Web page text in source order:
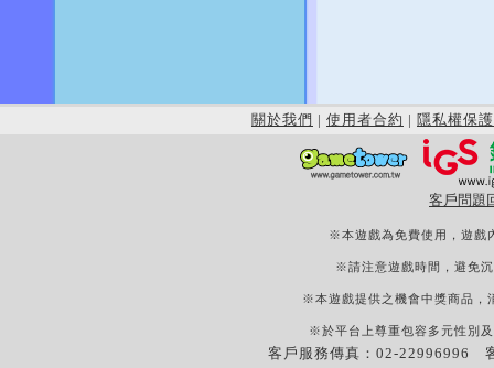
關於我們 | 使用者合約 | 隱私權保護
客戶問題
※本遊戲為免費使用，遊戲
※請注意遊戲時間，避免
※本遊戲提供之機會中獎商品，
※於平台上尊重包容多元性別
客戶服務傳真：02-22996996